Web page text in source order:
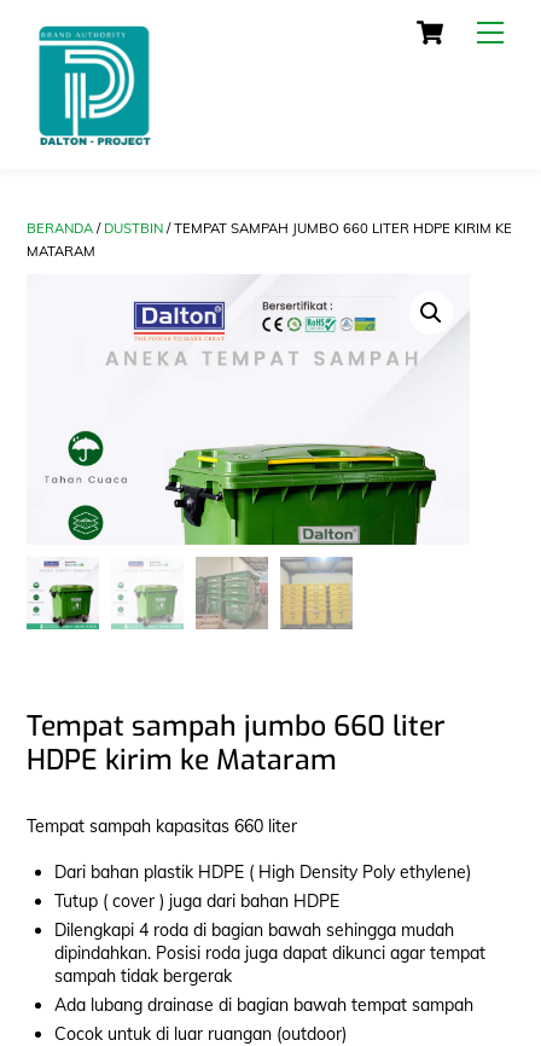
Cart
BERANDA / DUSTBIN / TEMPAT SAMPAH JUMBO 660 LITER HDPE KIRIM KE
MATARAM
Tempat sampah jumbo 660 liter
HDPE kirim ke Mataram
Tempat sampah kapasitas 660 liter
Dari bahan plastik HDPE ( High Density Poly ethylene)
Tutup ( cover ) juga dari bahan HDPE
Dilengkapi 4 roda di bagian bawah sehingga mudah
dipindahkan. Posisi roda juga dapat dikunci agar tempat
sampah tidak bergerak
Ada lubang drainase di bagian bawah tempat sampah
Cocok untuk di luar ruangan (outdoor)